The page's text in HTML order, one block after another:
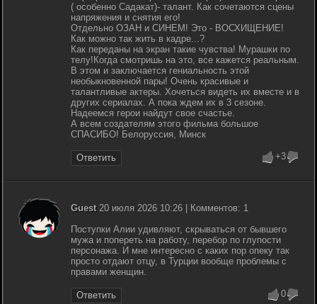
( особенно Садакат)- талант. Как сочетаются сцены
напряжения и снятия его!
Отдельно ОЗАН и СИНЕМ! Это - ВОСХИЩЕНИЕ!
Как можно так жить в кадре...?
Как переданы на экран такие чувства! Мурашки по
телу!Когда смотришь на это, все кажется реальным.
В этом и заключается гениальность этой
необыкновенной пары! Очень красивые и
талантливые актеры. Хочеться видеть их вместе и в
других сериалах. А пока ждем их в 3 сезоне.
Надеемся герои найдут свое счастье.
А всем создателям этого фильма большое
СПАСИБО! Белоруссия, Минск
Ответить +3
Guest20 июля 2026 10:26 | Комментов: 1
Поступки Алии удивляют, скрываться от бывшего
мужа и попереть на работу, перебор по глупости
персонажа. И мне интересно с каких пор опеку так
просто отдают отцу, в Турции вообще проблемы с
правами женщин.
Ответить 0